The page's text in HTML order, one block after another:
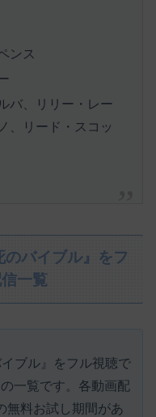
ンス
バ、リリー・レー
、リード・スコッ
バイブル』をフ
一覧
ブル』をフル視聴で
一覧です。各動画配
無料お試し期間があ